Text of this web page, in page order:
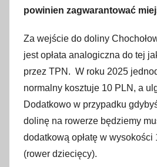
powinien zagwarantować
Za wejście do doliny
jest opłata analogiczna do tej
przez TPN. W roku 2025
normalny kosztuje 10 PLN, a
Dodatkowo w przypadku
dolinę na rowerze będziemy
dodatkową opłatę w wysokości
(rower dziecięcy).